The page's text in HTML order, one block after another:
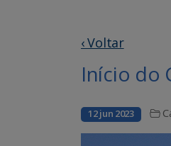
‹ Voltar
Início do
12 jun 2023